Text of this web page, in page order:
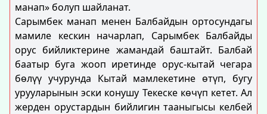
манап» болуп шайланат.
Сарымбек манап менен Балбайдын ортосундагы
мамиле кескин начарлап, Сарымбек Балбайды
орус бийликтерине жамандай баштайт. Балбай
баатыр буга жооп иретинде орус-кытай чегара
бөлүү учурунда Кытай мамлекетине өтүп, бугу
урууларынын эски конушу Текеске көчүп кетет. Ал
жерден орустардын бийлигин тааныгысы келбей